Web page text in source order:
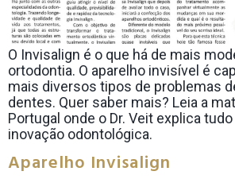
O Invisalign é o que há de mais
ortodontia. O aparelho invisível é
mais diversos tipos de problemas
dentes. Quer saber mais? Leia a
Portugal onde o Dr. Veit explica
inovação odontológica.
Aparelho Invisalign